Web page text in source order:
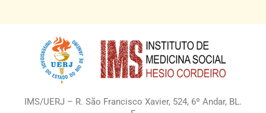
IMS/UERJ – R. São Francisco Xavier, 524, 6º Andar, BL.